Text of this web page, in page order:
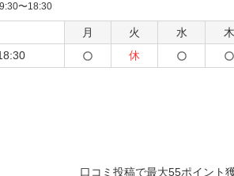
9:30〜18:30
月 火 水 木
休
口コミ投稿で最大55ポイント